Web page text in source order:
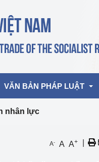
VĂN BẢN PHÁP LUẬT
nhân lực
A- A A+